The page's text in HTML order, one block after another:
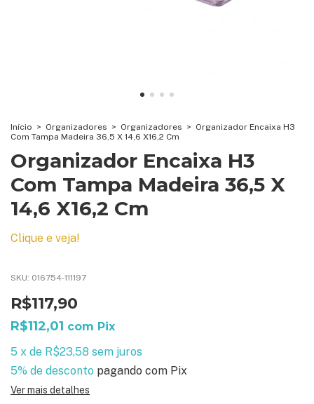
Início > Organizadores > Organizadores > Organizador Encaixa H3
Com Tampa Madeira 36,5 X 14,6 X16,2 Cm
Organizador Encaixa H3
Com Tampa Madeira 36,5 X
14,6 X16,2 Cm
Clique e veja!
SKU: 016754-111197
R$117,90
R$112,01 com Pix
5 x de R$23,58 sem juros
5% de desconto pagando com Pix
Ver mais detalhes